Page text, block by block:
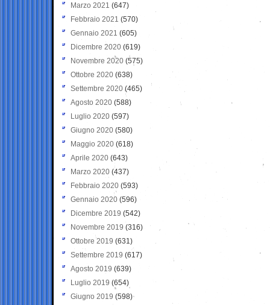
Marzo 2021 (647)
Febbraio 2021 (570)
Gennaio 2021 (605)
Dicembre 2020 (619)
Novembre 2020 (575)
Ottobre 2020 (638)
Settembre 2020(465)
Agosto 2020 (588)
Luglio 2020 (597)
Giugno 2020 (580)
Maggio 2020 (618)
Aprile 2020 (643)
Marzo 2020 (437)
Febbraio 2020 (593)
Gennaio 2020 (596)
Dicembre 2019 (542)
Novembre 2019 (316)
Ottobre 2019 (631)
Settembre 2019 (617)
Agosto 2019 (639)
Luglio 2019 (654)
Giugno 2019 (598)